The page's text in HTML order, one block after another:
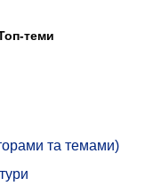
теми
та темами)